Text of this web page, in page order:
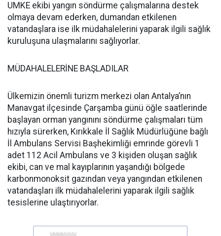
UMKE ekibi yangın söndürme çalışmalarına destek
olmaya devam ederken, dumandan etkilenen
vatandaşlara ise ilk müdahalelerini yaparak ilgili sağlık
kuruluşuna ulaşmalarını sağlıyorlar.
MÜDAHALELERİNE BAŞLADILAR
Ülkemizin önemli turizm merkezi olan Antalya’nın
Manavgat ilçesinde Çarşamba günü öğle saatlerinde
başlayan orman yangınını söndürme çalışmaları tüm
hızıyla sürerken, Kırıkkale İl Sağlık Müdürlüğüne bağlı
İl Ambulans Servisi Başhekimliği emrinde görevli 1
adet 112 Acil Ambulans ve 3 kişiden oluşan sağlık
ekibi, can ve mal kayıplarının yaşandığı bölgede
karbonmonoksit gazından veya yangından etkilenen
vatandaşları ilk müdahalelerini yaparak ilgili sağlık
tesislerine ulaştırıyorlar.